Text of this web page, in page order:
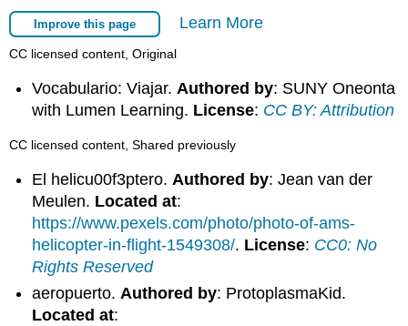
Improve this page Learn More
CC licensed content, Original
Vocabulario: Viajar.Authored by: SUNY Oneonta
with Lumen Learning. License: CC BY: Attribution
CC licensed content, Shared previously
El helicu00f3ptero.Authored by: Jean van der
Meulen. Located at:
https://www.pexels.com/photo/photo-of-ams-
helicopter-in-flight-1549308/. License: CC0: No
Rights Reserved
aeropuerto. Authored by: ProtoplasmaKid.
Located at: